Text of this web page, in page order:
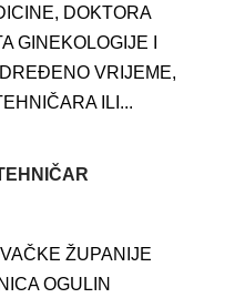
DOKTORA
GINEKOLOGIJE I
VRIJEME,
ILI...
ŽUPANIJE
OGULIN